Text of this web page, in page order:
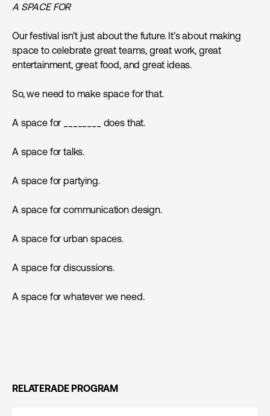
A SPACE FOR
Our festival isn’t just about the future. It’s about making
space to celebrate great teams, great work, great
entertainment, great food, and great ideas.
So, we need to make space for that.
A space for ________ does that.
A space for talks.
A space for partying.
A space for communication design.
A space for urban spaces.
A space for discussions.
A space for whatever we need.
RELATERADE PROGRAM